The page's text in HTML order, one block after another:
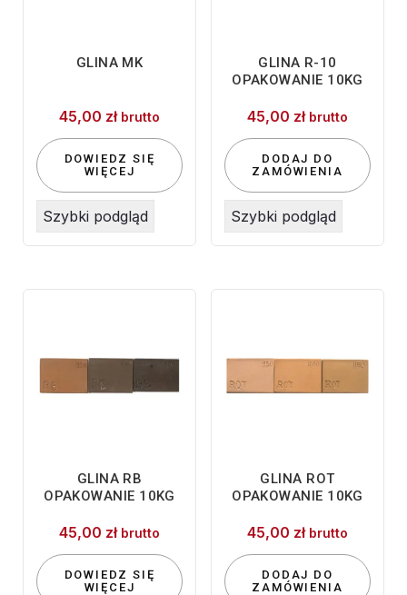
GLINA MK
45,00 zł brutto
DOWIEDZ SIĘ
WIĘCEJ
Szybki podgląd
GLINA R-10
OPAKOWANIE 10KG
45,00 zł brutto
DODAJ DO
ZAMÓWIENIA
Szybki podgląd
GLINA RB
OPAKOWANIE 10KG
45,00 zł brutto
DOWIEDZ SIĘ
WIĘCEJ
GLINA ROT
OPAKOWANIE 10KG
45,00 zł brutto
DODAJ DO
ZAMÓWIENIA